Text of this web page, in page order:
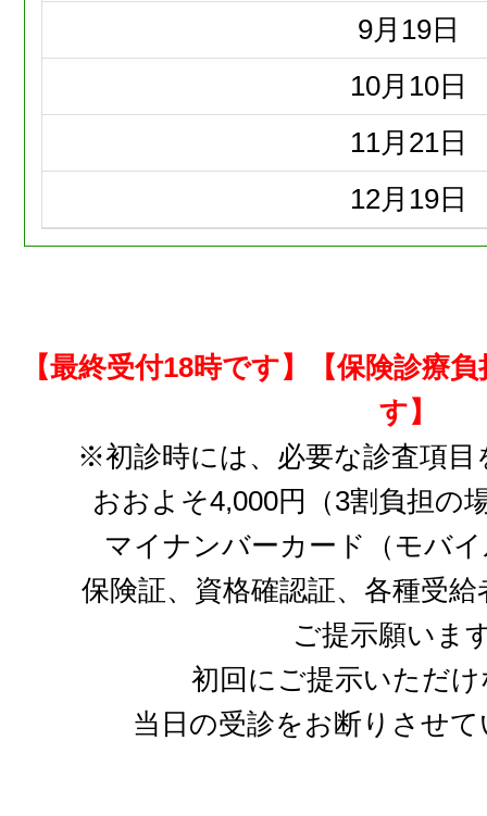
9月 19日
10月 10日
11月 21日
12月 19日
【最終受付18時です】【保険診療
す】
※初診時には、必要な診査項
おおよそ4,000円（3割負担の
マイナンバーカード（モバ
保険証、資格確認証、各種受
ご提示願いま
初回にご提示いただ
当日の受診をお断りさせ